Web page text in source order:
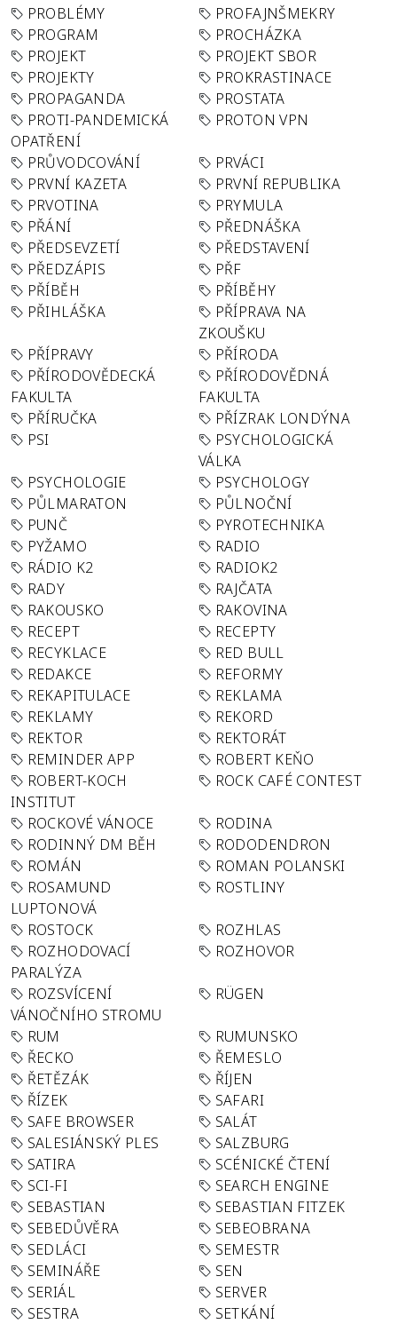
PROBLÉMY
PROFAJNŠMEKRY
PROGRAM
PROCHÁZKA
PROJEKT
PROJEKT SBOR
PROJEKTY
PROKRASTINACE
PROPAGANDA
PROSTATA
PROTI-PANDEMICKÁ
OPATŘENÍ
PROTON VPN
PRŮVODCOVÁNÍ
PRVÁCI
PRVNÍ KAZETA
PRVNÍ REPUBLIKA
PRVOTINA
PRYMULA
PŘÁNÍ
PŘEDNÁŠKA
PŘEDSEVZETÍ
PŘEDSTAVENÍ
PŘEDZÁPIS
PŘF
PŘÍBĚH
PŘÍBĚHY
PŘIHLÁŠKA
PŘÍPRAVA NA
ZKOUŠKU
PŘÍPRAVY
PŘÍRODA
PŘÍRODOVĚDECKÁ
FAKULTA
PŘÍRODOVĚDNÁ
FAKULTA
PŘÍRUČKA
PŘÍZRAK LONDÝNA
PSI
PSYCHOLOGICKÁ
VÁLKA
PSYCHOLOGIE
PSYCHOLOGY
PŮLMARATON
PŮLNOČNÍ
PUNČ
PYROTECHNIKA
PYŽAMO
RADIO
RÁDIO K2
RADIOK2
RADY
RAJČATA
RAKOUSKO
RAKOVINA
RECEPT
RECEPTY
RECYKLACE
RED BULL
REDAKCE
REFORMY
REKAPITULACE
REKLAMA
REKLAMY
REKORD
REKTOR
REKTORÁT
REMINDER APP
ROBERT KEŇO
ROBERT-KOCH
INSTITUT
ROCK CAFÉ CONTEST
ROCKOVÉ VÁNOCE
RODINA
RODINNÝ DM BĚH
RODODENDRON
ROMÁN
ROMAN POLANSKI
ROSAMUND
LUPTONOVÁ
ROSTLINY
ROSTOCK
ROZHLAS
ROZHODOVACÍ
PARALÝZA
ROZHOVOR
ROZSVÍCENÍ
VÁNOČNÍHO STROMU
RÜGEN
RUM
RUMUNSKO
ŘECKO
ŘEMESLO
ŘETĚZÁK
ŘÍJEN
ŘÍZEK
SAFARI
SAFE BROWSER
SALÁT
SALESIÁNSKÝ PLES
SALZBURG
SATIRA
SCÉNICKÉ ČTENÍ
SCI-FI
SEARCH ENGINE
SEBASTIAN
SEBASTIAN FITZEK
SEBEDŮVĚRA
SEBEOBRANA
SEDLÁCI
SEMESTR
SEMINÁŘE
SEN
SERIÁL
SERVER
SESTRA
SETKÁNÍ